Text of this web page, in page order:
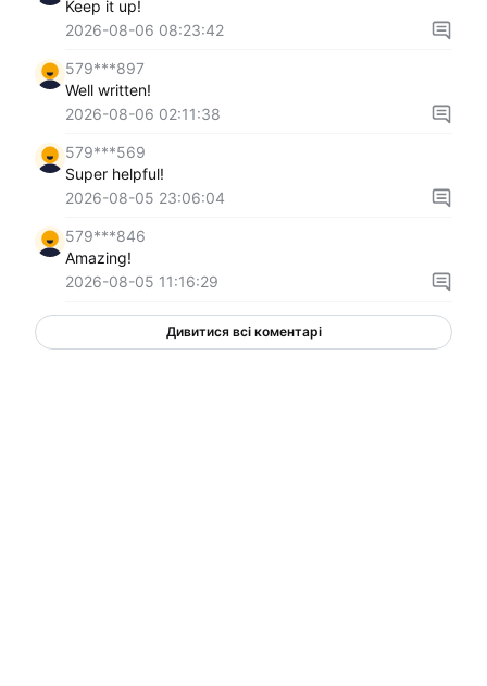
Keep it up!
2026-08-06 08:23:42
579***897
Well written!
2026-08-06 02:11:38
579***569
Super helpful!
2026-08-05 23:06:04
579***846
Amazing!
2026-08-05 11:16:29
Дивитися всі коментарі